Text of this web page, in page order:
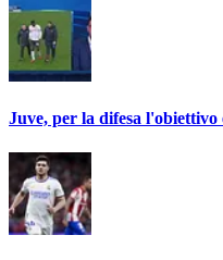
Juve, per la difesa